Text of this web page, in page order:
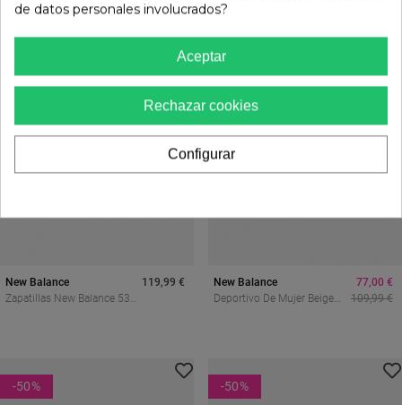
New Balance
Zapatillas New Balance 530
119,99 €
-30
New Balance
Deportivo De Mujer Beige
77,00 €
109,99 €
-50% -50%
de datos personales involucrados?
Aceptar
Rechazar cookies
Configurar